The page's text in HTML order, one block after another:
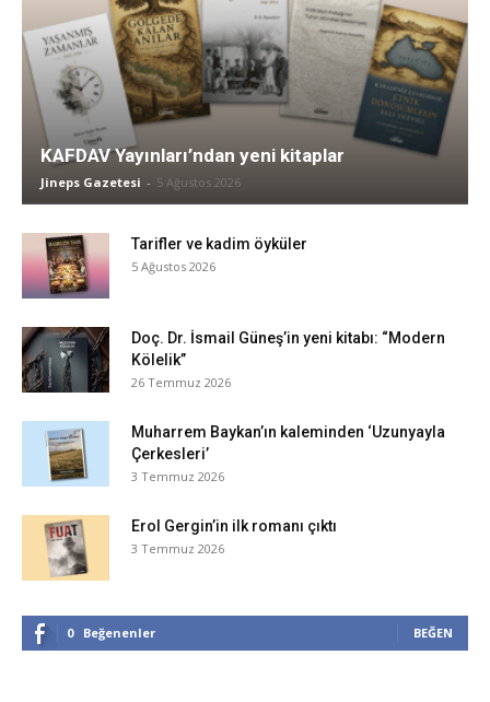
KAFDAV Yayınları’ndan yeni kitaplar
Jineps Gazetesi - 5 Ağustos 2026
Tarifler ve kadim öyküler
5 Ağustos 2026
Doç. Dr. İsmail Güneş’in yeni kitabı: “Modern
Kölelik”
26 Temmuz 2026
Muharrem Baykan’ın kaleminden ‘Uzunyayla
Çerkesleri’
3 Temmuz 2026
Erol Gergin’in ilk romanı çıktı
3 Temmuz 2026
0 Beğenenler BEĞEN